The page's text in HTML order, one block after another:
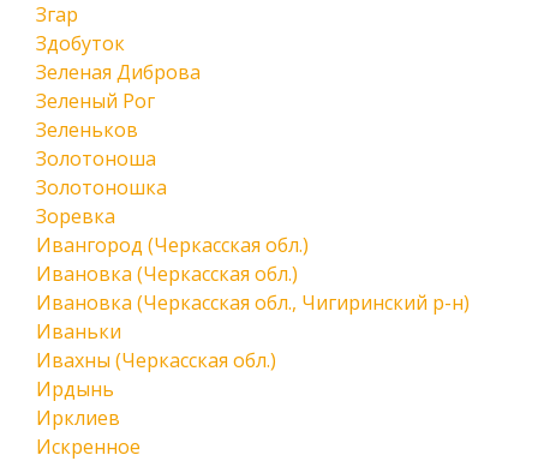
Згар
Здобуток
Зеленая Диброва
Зеленый Рог
Зеленьков
Золотоноша
Золотоношка
Зоревка
Ивангород (Черкасская обл.)
Ивановка (Черкасская обл.)
Ивановка (Черкасская обл., Чигиринский р-н)
Иваньки
Ивахны (Черкасская обл.)
Ирдынь
Ирклиев
Искренное